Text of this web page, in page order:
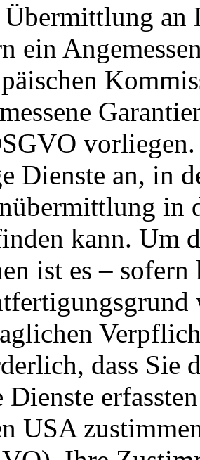
an
ein
Dienste an, in
in
kann. Um
ist es – sofern
dass Sie
Dienste
USA